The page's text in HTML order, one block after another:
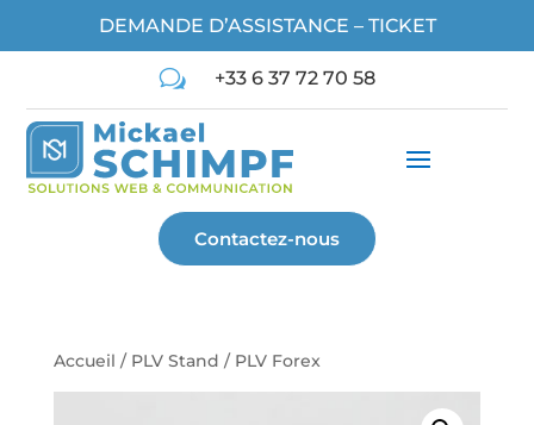
DEMANDE D’ASSISTANCE – TICKET
w +33 6 37 72 70 58
Contactez-nous
Accueil / PLV Stand / PLV Forex